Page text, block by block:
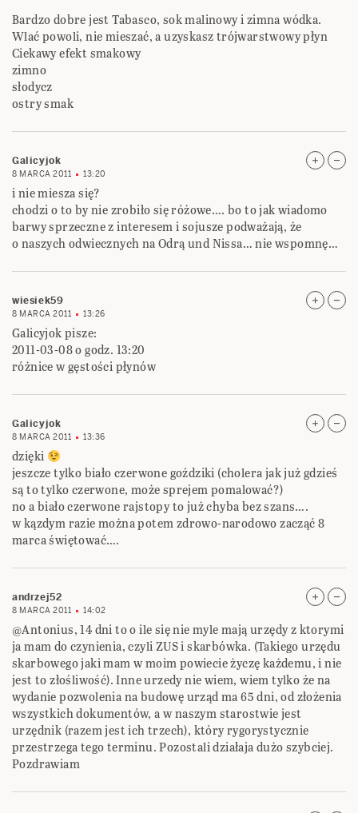
Bardzo dobre jest Tabasco, sok malinowy i zimna wódka.
Wlać powoli, nie mieszać, a uzyskasz trójwarstwowy płyn
Ciekawy efekt smakowy
zimno
słodycz
ostry smak
Galicyjok
8 MARCA 2011 13:20
i nie miesza się?
chodzi o to by nie zrobiło się różowe…. bo to jak wiadomo
barwy sprzeczne z interesem i sojusze podważają, że
o naszych odwiecznych na Odrą und Nissa… nie wspomnę…
wiesiek59
8 MARCA 2011 13:26
Galicyjok pisze:
2011-03-08 o godz. 13:20
różnice w gęstości płynów
Galicyjok
8 MARCA 2011 13:36
dzięki
jeszcze tylko biało czerwone goździki (cholera jak już gdzieś
są to tylko czerwone, może sprejem pomalować?)
no a biało czerwone rajstopy to już chyba bez szans….
w kązdym razie można potem zdrowo-narodowo zacząć 8
marca świętować….
andrzej52
8 MARCA 2011 14:02
@Antonius, 14 dni to o ile się nie myle mają urzędy z ktorymi
ja mam do czynienia, czyli ZUS i skarbówka. (Takiego urzędu
skarbowego jaki mam w moim powiecie życzę każdemu, i nie
jest to złośliwość). Inne urzedy nie wiem, wiem tylko że na
wydanie pozwolenia na budowę urząd ma 65 dni, od złożenia
wszystkich dokumentów, a w naszym starostwie jest
urzędnik (razem jest ich trzech), który rygorystycznie
przestrzega tego terminu. Pozostali działaja dużo szybciej.
Pozdrawiam